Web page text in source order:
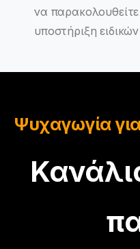
να
υποστήριξη
Ψυχαγωγία